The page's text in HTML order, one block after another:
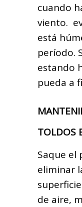
cuando
viento.
está
período.
estando
pueda a
TOLDOS
Saque el
eliminar
de aire,